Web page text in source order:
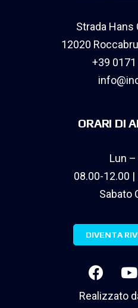
Strada Hans
12020
+39
ORARI DI
Lun –
08.00-12.00
Sabato
DIVENTA
Realizzato